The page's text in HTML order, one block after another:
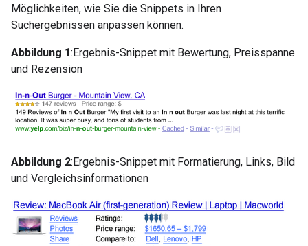
Möglichkeiten, wie Sie die Snippets in Ihren
Suchergebnissen anpassen können.
Abbildung 1:Ergebnis-Snippet mit Bewertung, Preisspanne
und Rezension
Abbildung 2:Ergebnis-Snippet mit Formatierung, Links, Bild
und Vergleichsinformationen